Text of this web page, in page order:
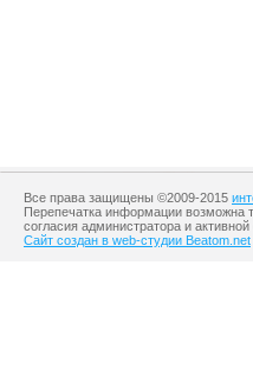
Все права защищены ©2009-2015
Перепечатка информации возможна
согласия администратора и
Сайт создан в web-студии Beatom.net